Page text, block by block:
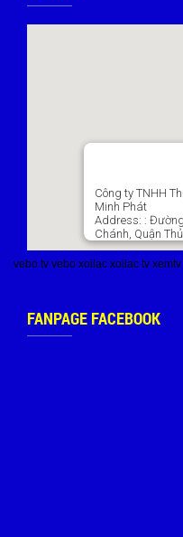
Công ty TNHH
Minh Phát
Address: :
Chánh, Quận
vebo tv vebo xoilac xoilac tv xemtv
FANPAGE FACEBOOK